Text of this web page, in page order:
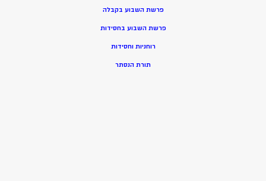
פרשת השבוע בקבלה
פרשת השבוע בחסידות
רוחניות וחסידות
תורת הנסתר